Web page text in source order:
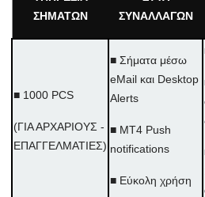
ΣΗΜΑΤΩΝ
ΣΥΝΑΛΛΑΓΩΝ
■ 1000 PCS
(ΓΙΑ ΑΡΧΑΡΙΟΥΣ -
ΕΠΑΓΓΕΛΜΑΤΙΕΣ)
■ Σήματα μέσω
eMail και Desktop
Alerts
■ MT4 Push
notifications
■ Εύκολη χρήση